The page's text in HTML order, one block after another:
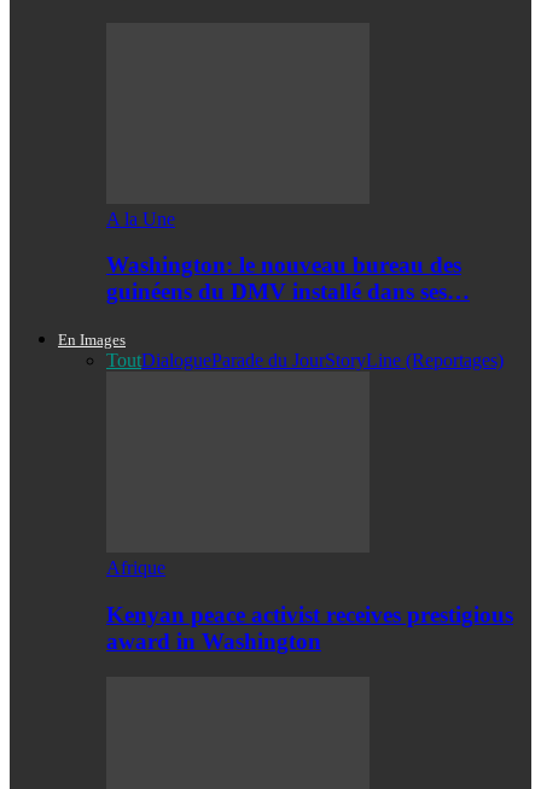
A la Une
Washington: le nouveau bureau des
guinéens du DMV installé dans ses…
En Images
ToutDialogueParade du JourStoryLine (Reportages)
Afrique
Kenyan peace activist receives prestigious
award in Washington